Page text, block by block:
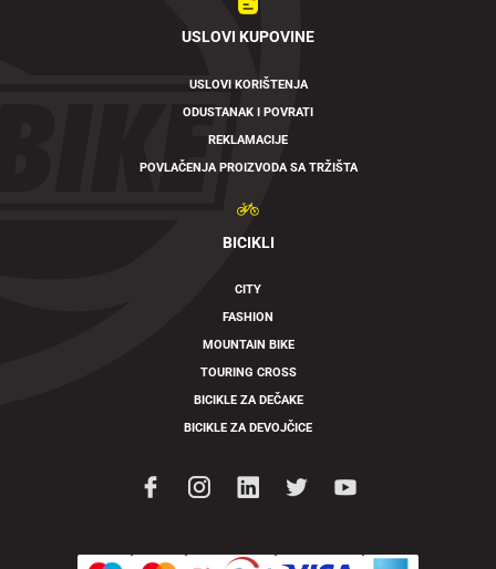
USLOVI KUPOVINE
USLOVI KORIŠTENJA
ODUSTANAK I POVRATI
REKLAMACIJE
POVLAČENJA PROIZVODA SA TRŽIŠTA
BICIKLI
CITY
FASHION
MOUNTAIN BIKE
TOURING CROSS
BICIKLE ZA DEČAKE
BICIKLE ZA DEVOJČICE